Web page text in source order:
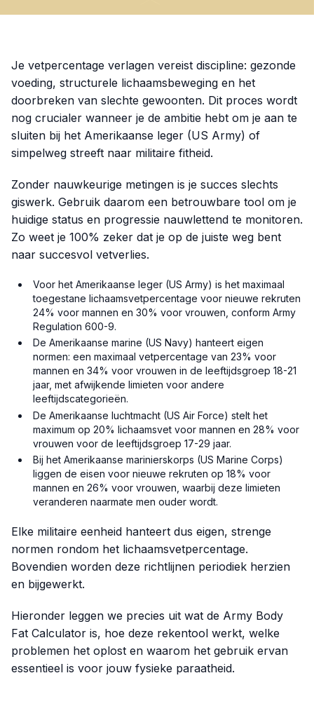
Je vetpercentage verlagen vereist discipline: gezonde
voeding, structurele lichaamsbeweging en het
doorbreken van slechte gewoonten. Dit proces wordt
nog crucialer wanneer je de ambitie hebt om je aan te
sluiten bij het Amerikaanse leger (US Army) of
simpelweg streeft naar militaire fitheid.
Zonder nauwkeurige metingen is je succes slechts
giswerk. Gebruik daarom een betrouwbare tool om je
huidige status en progressie nauwlettend te monitoren.
Zo weet je 100% zeker dat je op de juiste weg bent
naar succesvol vetverlies.
Voor het Amerikaanse leger (US Army) is het maximaal
toegestane lichaamsvetpercentage voor nieuwe rekruten
24% voor mannen en 30% voor vrouwen, conform Army
Regulation 600-9.
De Amerikaanse marine (US Navy) hanteert eigen
normen: een maximaal vetpercentage van 23% voor
mannen en 34% voor vrouwen in de leeftijdsgroep 18-21
jaar, met afwijkende limieten voor andere
leeftijdscategorieën.
De Amerikaanse luchtmacht (US Air Force) stelt het
maximum op 20% lichaamsvet voor mannen en 28% voor
vrouwen voor de leeftijdsgroep 17-29 jaar.
Bij het Amerikaanse marinierskorps (US Marine Corps)
liggen de eisen voor nieuwe rekruten op 18% voor
mannen en 26% voor vrouwen, waarbij deze limieten
veranderen naarmate men ouder wordt.
Elke militaire eenheid hanteert dus eigen, strenge
normen rondom het lichaamsvetpercentage.
Bovendien worden deze richtlijnen periodiek herzien
en bijgewerkt.
Hieronder leggen we precies uit wat de Army Body
Fat Calculator is, hoe deze rekentool werkt, welke
problemen het oplost en waarom het gebruik ervan
essentieel is voor jouw fysieke paraatheid.